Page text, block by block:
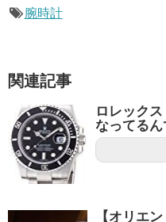
腕時計
関連記事
ロレック
なってる
【オリエ